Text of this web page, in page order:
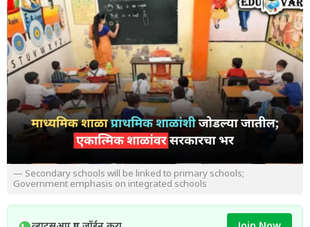
— Secondary schools will be linked to primary schools;
Government emphasis on integrated schools